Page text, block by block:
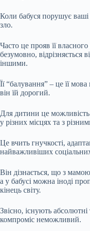
Коли бабуся порушує
зло.
Часто це прояв її
безумовно, відрізняється
іншими.
Її “балування” – це її
він їй дорогий.
Для дитини це
у різних місцях та з
Це вчить гнучкості,
найважливіших
Він дізнається, що з
а у бабусі можна іноді
кінець світу.
Звісно, існують
компроміс неможливий.